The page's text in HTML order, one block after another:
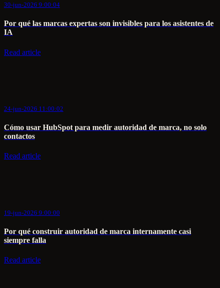
30-jun-2026 9:00:04
Por qué las marcas expertas son invisibles para los asistentes de
IA
Read article
24-jun-2026 11:00:02
Cómo usar HubSpot para medir autoridad de marca, no solo
contactos
Read article
19-jun-2026 9:00:00
Por qué construir autoridad de marca internamente casi
siempre falla
Read article